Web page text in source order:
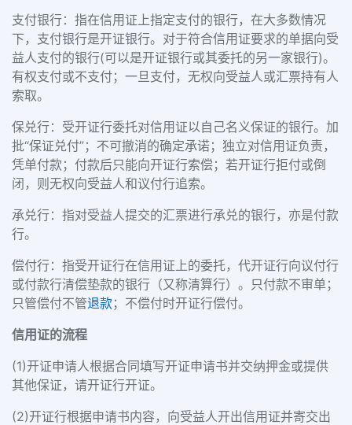
支付银行：指在信用证上指定支付的银行，在大多数情况
下，支付银行是开证银行。对于符合信用证要求的单据向受
益人支付的银行(可以是开证银行或其委托的另一家银行)。
有权支付或不支付；一旦支付，无权向受益人或汇票持有人
索取。
保兑行：受开证行委托对信用证以自己名义保证的银行。加
批“保证兑付”；不可撤消的确定承诺；独立对信用证负责，
凭单付款；付款后只能向开证行索偿；若开证行拒付或倒
闭，则无权向受益人和议付行追索。
承兑行：指对受益人提交的汇票进行承兑的银行，亦是付款
行。
偿付行：指受开证行在信用证上的委托，代开证行向议付行
或付款行清偿垫款的银行（又称清算行）。只付款不审单；
只管偿付不管退款；不偿付时开证行偿付。
信用证的流程
(1)开证申请人根据合同填写开证申请书并交纳押金或提供
其他保证，请开证行开证。
(2)开证行根据申请书内容，向受益人开出信用证并寄交出